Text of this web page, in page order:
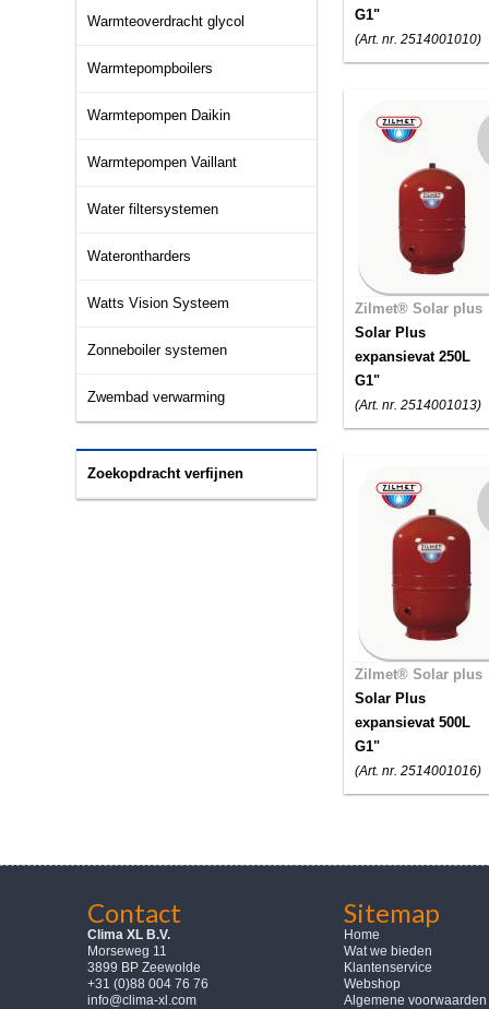
Warmteoverdracht glycol
Warmtepompboilers
Warmtepompen Daikin
Warmtepompen Vaillant
Water filtersystemen
Waterontharders
Watts Vision Systeem
Zonneboiler systemen
Zwembad verwarming
Zoekopdracht verfijnen
G1"
(Art. nr. 2514001010)
Zilmet® Solar plus
Solar Plus
expansievat 250L
G1"
(Art. nr. 2514001013)
Zilmet® Solar plus
Solar Plus
expansievat 500L
G1"
(Art. nr. 2514001016)
Contact
Clima XL B.V.
Morseweg 11
3899 BP Zeewolde
+31 (0)88 004 76 76
info@clima-xl.com
Sitemap
Home
Wat we bieden
Klantenservice
Webshop
Algemene voorwaarden